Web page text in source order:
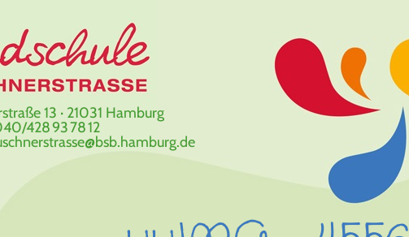
13 · 21031 Hamburg
428 93 78 12